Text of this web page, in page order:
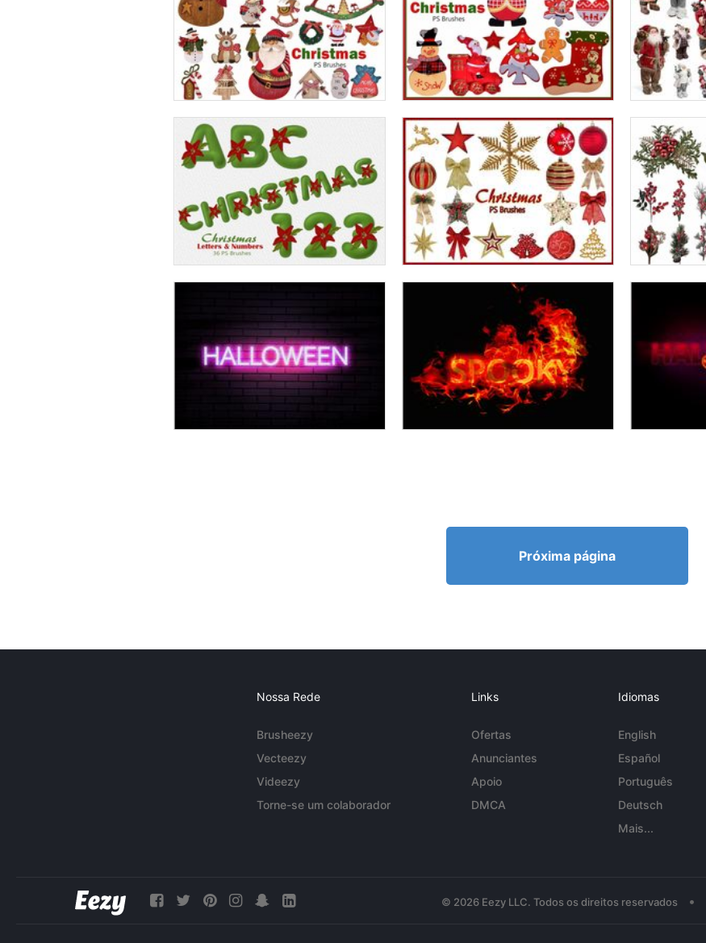
Próxima página
Nossa Rede
Brusheezy
Vecteezy
Videezy
Torne-se um colaborador
Links
Ofertas
Anunciantes
Apoio
DMCA
Idiomas
English
Español
Português
Deutsch
Mais...
© 2026 Eezy LLC. Todos os direitos reservados •